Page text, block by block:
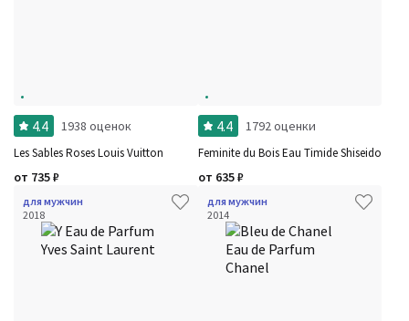
4.4 1938 оценок
Les Sables Roses Louis Vuitton
от 735₽
4.4 1792 оценки
Feminite du Bois Eau Timide Shiseido
от 635₽
для мужчин
2018
для мужчин
2014